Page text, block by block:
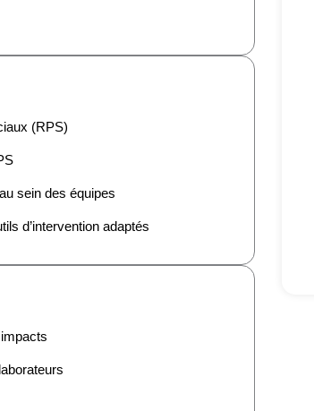
(RPS)
sein des équipes
d’intervention adaptés